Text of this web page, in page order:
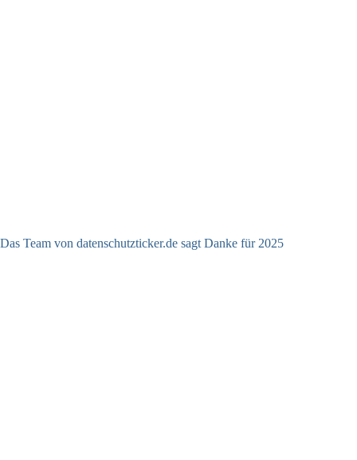
Das Team von datenschutzticker.de sagt Danke für 2025